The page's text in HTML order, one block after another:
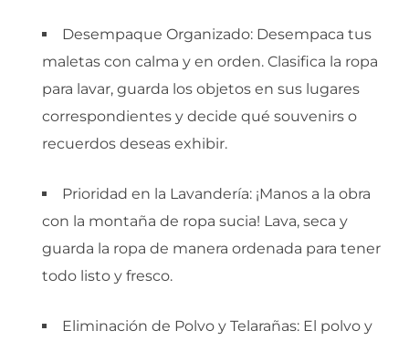
Desempaque Organizado: Desempaca tus
maletas con calma y en orden. Clasifica la ropa
para lavar, guarda los objetos en sus lugares
correspondientes y decide qué souvenirs o
recuerdos deseas exhibir.
Prioridad en la Lavandería: ¡Manos a la obra
con la montaña de ropa sucia! Lava, seca y
guarda la ropa de manera ordenada para tener
todo listo y fresco.
Eliminación de Polvo y Telarañas: El polvo y